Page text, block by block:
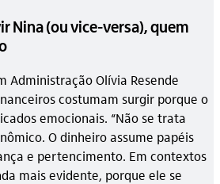
Nina (ou vice-versa), quem
Administração Olívia Resende
costumam surgir porque o
emocionais. “Não se trata
O dinheiro assume papéis
e pertencimento. Em contextos
mais evidente, porque ele se